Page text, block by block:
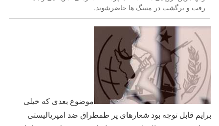
رفت و برگشت در متینگ ها حاضرشوند.
موضوع بعدی که خیلی
برایم قابل توجه بود شعارهای پر طمطراق ضد امپریالیستی